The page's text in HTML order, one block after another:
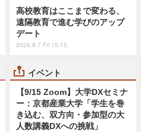
高校教育はここまで変わる、
遠隔教育で進む学びのアップ
デート
2026.8.7 Fri 15:15
イベント
【9/15 Zoom】大学DXセミナ
ー：京都産業大学「学生を巻
き込む、双方向・参加型の大
人数講義DXへの挑戦」